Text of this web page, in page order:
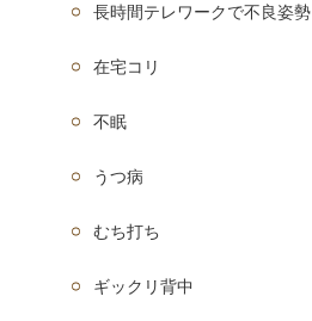
長時間テレワークで不良姿勢
在宅コリ
不眠
うつ病
むち打ち
ギックリ背中